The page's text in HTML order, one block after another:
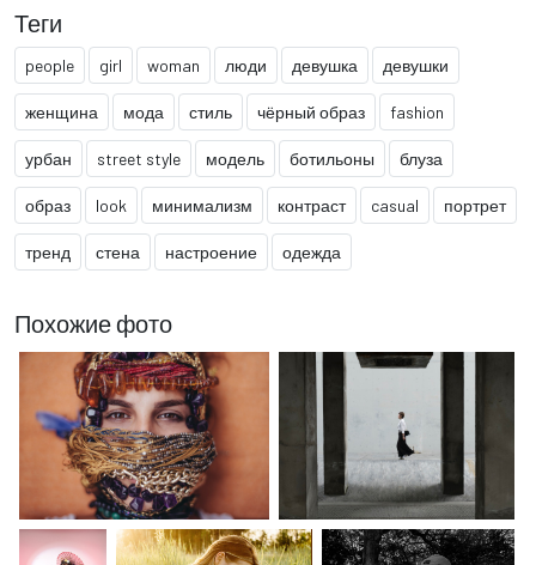
Теги
people girl woman люди девушка девушки
женщина мода стиль чёрный образ fashion
урбан street style модель ботильоны блуза
образ look минимализм контраст casual портрет
тренд стена настроение одежда
Похожие фото